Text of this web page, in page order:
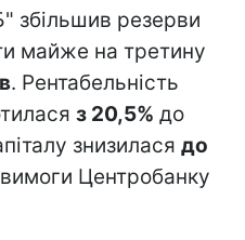
збільшив резерви
майже на третину
. Рентабельність
з 20,5% до
знизилася до
вимоги Центробанку